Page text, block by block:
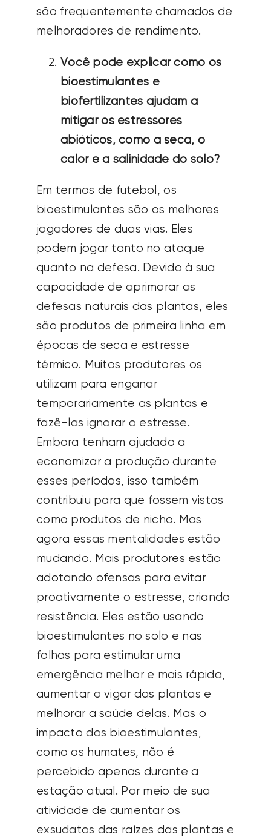
são frequentemente chamados de
melhoradores de rendimento.
Você pode explicar como os
bioestimulantes e
biofertilizantes ajudam a
mitigar os estressores
abióticos, como a seca, o
calor e a salinidade do solo?
Em termos de futebol, os
bioestimulantes são os melhores
jogadores de duas vias. Eles
podem jogar tanto no ataque
quanto na defesa. Devido à sua
capacidade de aprimorar as
defesas naturais das plantas, eles
são produtos de primeira linha em
épocas de seca e estresse
térmico. Muitos produtores os
utilizam para enganar
temporariamente as plantas e
fazê-las ignorar o estresse.
Embora tenham ajudado a
economizar a produção durante
esses períodos, isso também
contribuiu para que fossem vistos
como produtos de nicho. Mas
agora essas mentalidades estão
mudando. Mais produtores estão
adotando ofensas para evitar
proativamente o estresse, criando
resistência. Eles estão usando
bioestimulantes no solo e nas
folhas para estimular uma
emergência melhor e mais rápida,
aumentar o vigor das plantas e
melhorar a saúde delas. Mas o
impacto dos bioestimulantes,
como os humates, não é
percebido apenas durante a
estação atual. Por meio de sua
atividade de aumentar os
exsudatos das raízes das plantas e